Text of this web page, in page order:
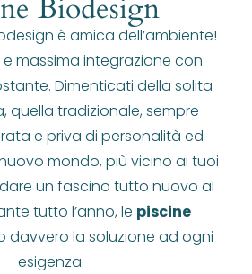
Biodesign
è amica dell’ambiente!
massima integrazione con
Dimenticati della solita
quella tradizionale, sempre
e priva di personalità ed
mondo, più vicino ai tuoi
un fascino tutto nuovo al
tutto l’anno, le piscine
davvero la soluzione ad ogni
esigenza.